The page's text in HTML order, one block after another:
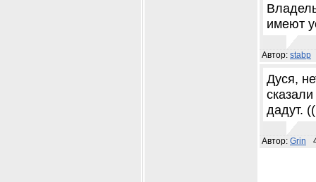
имеют
Автор: stabp
Дуся,
дадут. ((
Автор: Grin